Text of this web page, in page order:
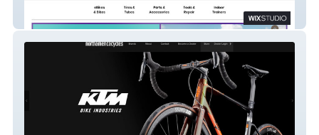
INGEAR Outfitters